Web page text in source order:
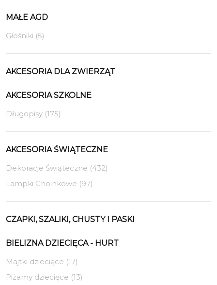
MAŁE AGD
Głośniki (5)
AKCESORIA DLA ZWIERZĄT
AKCESORIA SZKOLNE
Długopisy (175)
AKCESORIA ŚWIĄTECZNE
Dekoracje Świąteczne (432)
Lampki Choinkowe (97)
CZAPKI, SZALIKI, CHUSTY I PASKI
BIELIZNA DZIECIĘCA - HURT
Majtki dziecięce (17)
Piżamy dziecięce (13)